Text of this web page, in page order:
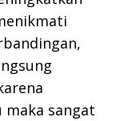
sangat